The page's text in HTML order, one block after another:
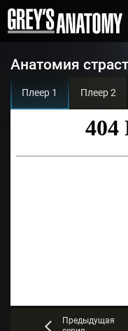
Анатомия
Плеер 1 Плеер 2
Предыдущая